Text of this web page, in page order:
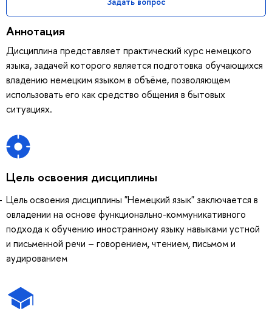
Аннотация
Дисциплина представляет практический курс немецкого
языка, задачей которого является подготовка обучающихся
владению немецким языком в объёме, позволяющем
использовать его как средство общения в бытовых
ситуациях.
Цель освоения дисциплины
Цель освоения дисциплины "Немецкий язык" заключается в
овладении на основе функционально-коммуникативного
подхода к обучению иностранному языку навыками устной
и письменной речи – говорением, чтением, письмом и
аудированием